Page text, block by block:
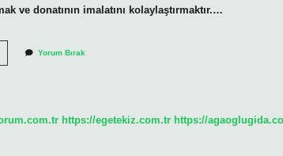
ve donatının imalatını kolaylaştırmaktır.…
Yorum Bırak
https://egetekiz.com.tr https://